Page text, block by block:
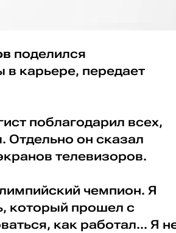
поделился
в карьере, передает
поблагодарил всех,
Отдельно он сказал
телевизоров.
чемпион. Я
который прошел с
как работал... Я